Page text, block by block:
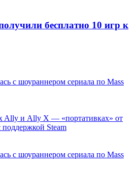
бесплатно 10 игр к
с шоураннером сериала по Mass
Ally и Ally X — «портативках» от
Steam
с шоураннером сериала по Mass